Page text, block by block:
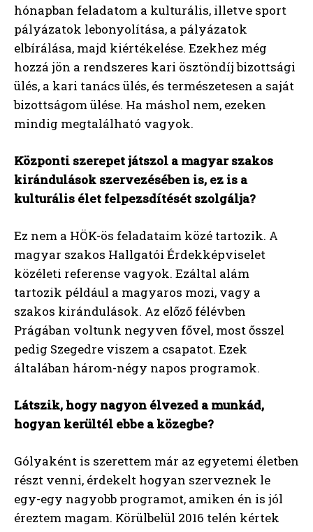
hónapban feladatom a kulturális, illetve sport
pályázatok lebonyolítása, a pályázatok
elbírálása, majd kiértékelése. Ezekhez még
hozzá jön a rendszeres kari ösztöndíj bizottsági
ülés, a kari tanács ülés, és természetesen a saját
bizottságom ülése. Ha máshol nem, ezeken
mindig megtalálható vagyok.
Központi szerepet játszol a magyar szakos
kirándulások szervezésében is, ez is a
kulturális élet felpezsdítését szolgálja?
Ez nem a HÖK-ös feladataim közé tartozik. A
magyar szakos Hallgatói Érdekképviselet
közéleti referense vagyok. Ezáltal alám
tartozik például a magyaros mozi, vagy a
szakos kirándulások. Az előző félévben
Prágában voltunk negyven fővel, most ősszel
pedig Szegedre viszem a csapatot. Ezek
általában három-négy napos programok.
Látszik, hogy nagyon élvezed a munkád,
hogyan kerültél ebbe a közegbe?
Gólyaként is szerettem már az egyetemi életben
részt venni, érdekelt hogyan szerveznek le
egy-egy nagyobb programot, amiken én is jól
éreztem magam. Körülbelül 2016 telén kértek